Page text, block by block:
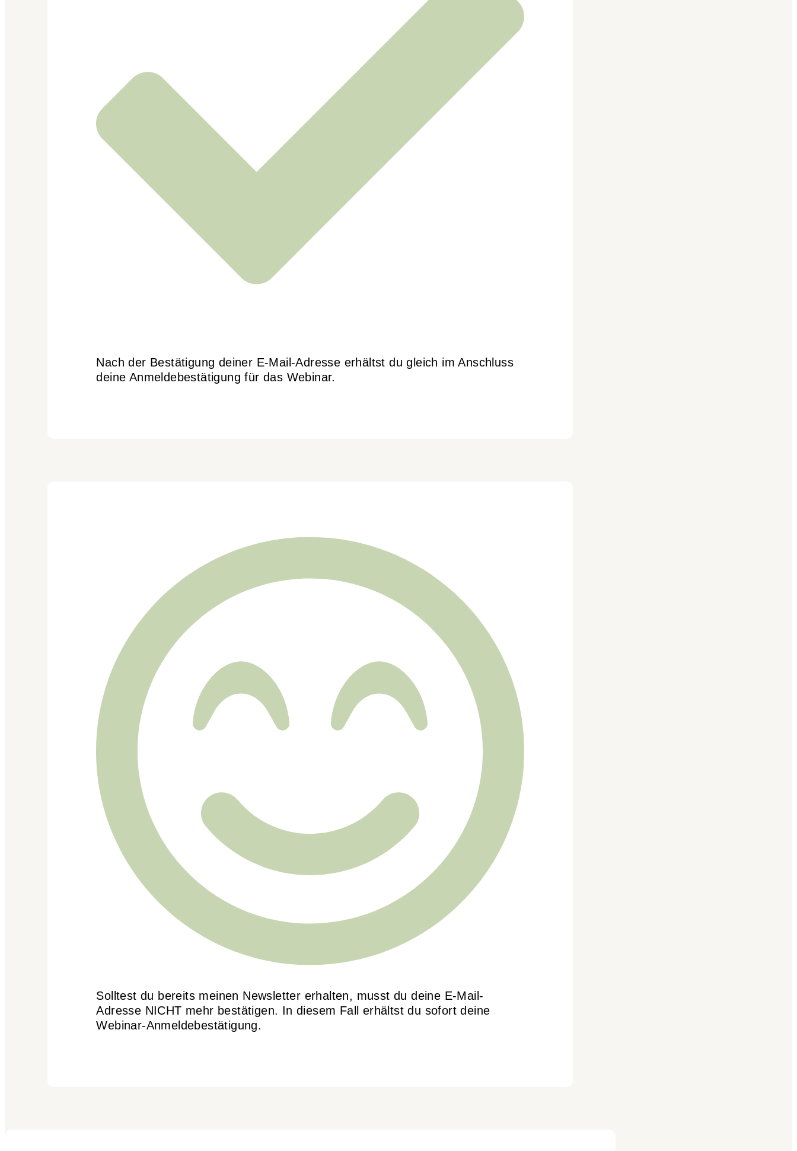
Nach der Bestätigung deiner E-Mail-Adresse erhältst du gleich im Anschluss
deine Anmeldebestätigung für das Webinar.
Solltest du bereits meinen Newsletter erhalten, musst du deine E-Mail-
Adresse NICHT mehr bestätigen. In diesem Fall erhältst du sofort deine
Webinar-Anmeldebestätigung.